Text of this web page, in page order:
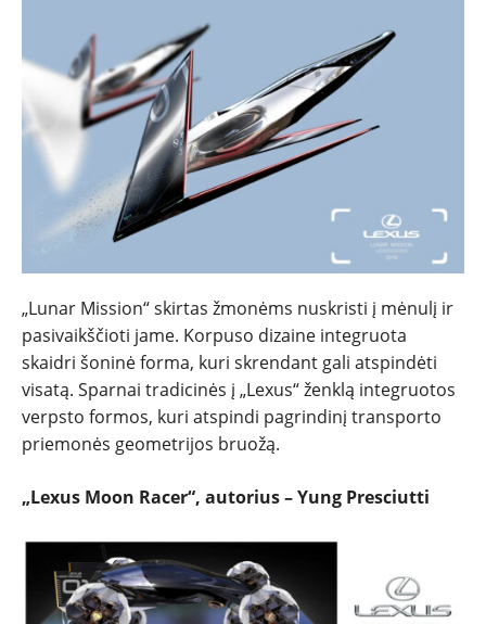
„Lunar Mission“ skirtas žmonėms nuskristi į mėnulį ir
pasivaikščioti jame. Korpuso dizaine integruota
skaidri šoninė forma, kuri skrendant gali atspindėti
visatą. Sparnai tradicinės į „Lexus“ ženklą integruotos
verpsto formos, kuri atspindi pagrindinį transporto
priemonės geometrijos bruožą.
„Lexus Moon Racer“, autorius – Yung Presciutti